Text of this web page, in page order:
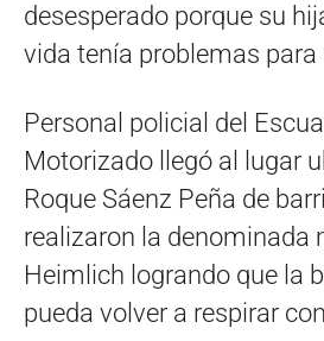
desesperado porque su
vida tenía problemas para
Personal policial del
Motorizado llegó al lugar
Roque Sáenz Peña de
realizaron la denominada
Heimlich logrando que la
pueda volver a respirar